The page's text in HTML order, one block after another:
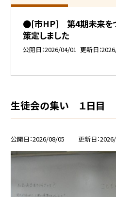
●[市HP] 第4期未来をつ
策定しました
公開日 2026/04/01 更新日
生徒会の集い １日目
公開日 2026/08/05 更新日